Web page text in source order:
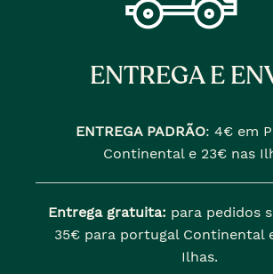
ENTREGA E
ENTREGA PADRÃO: 4€ em
Continental e 23€ nas
Entrega gratuita: para pedidos
35€ para portugal Continental
Ilhas.